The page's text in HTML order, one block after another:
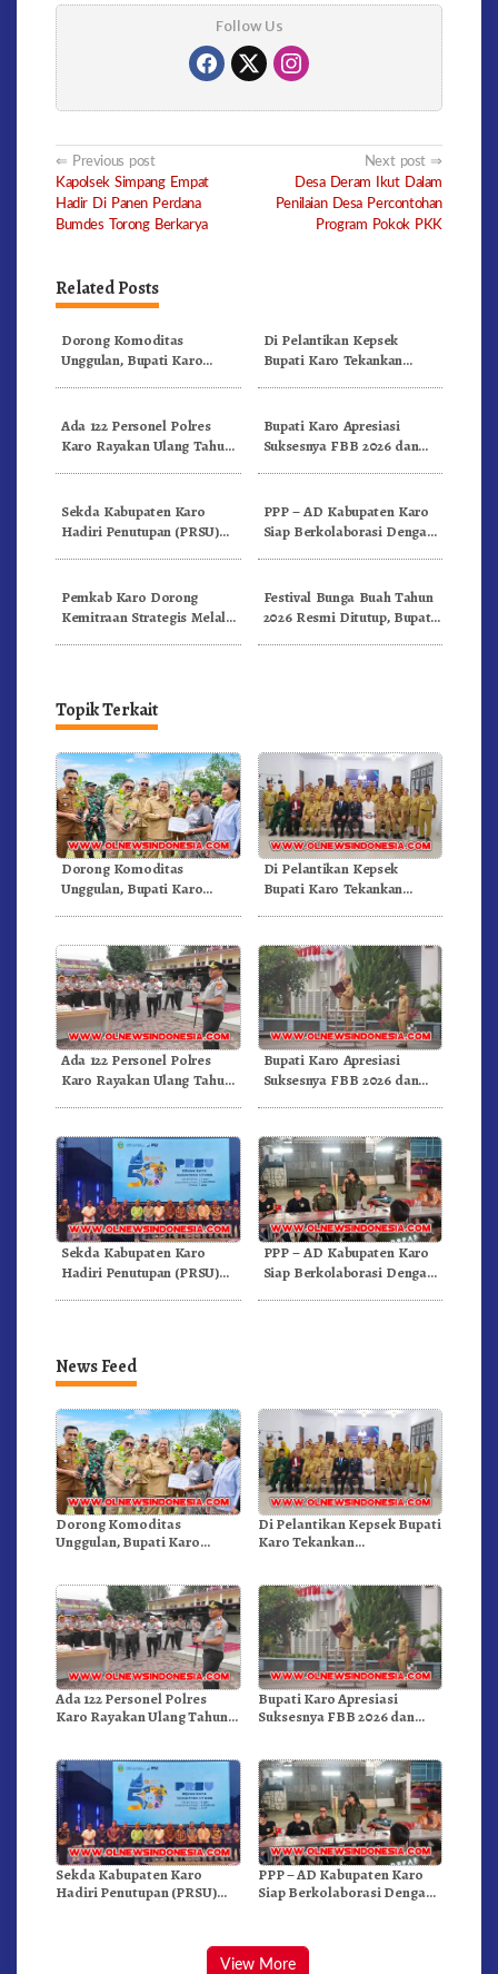
Follow Us
Post
navigation
Previous post
Kapolsek Simpang Empat
Hadir Di Panen Perdana
Bumdes Torong Berkarya
Next post
Desa Deram Ikut Dalam
Penilaian Desa Percontohan
Program Pokok PKK
Related Posts
Dorong Komoditas
Unggulan, Bupati Karo
Di Pelantikan Kepsek
Bupati Karo Tekankan
Ada 122 Personel Polres
Karo Rayakan Ulang Tahun
Bupati Karo Apresiasi
Suksesnya FBB 2026 dan
Sekda Kabupaten Karo
Hadiri Penutupan (PRSU)
PPP – AD Kabupaten Karo
Siap Berkolaborasi Dengan
Pemkab Karo Dorong
Kemitraan Strategis Melalui
Festival Bunga Buah Tahun
2026 Resmi Ditutup, Bupati
Topik Terkait
Dorong Komoditas
Unggulan, Bupati Karo
Di Pelantikan Kepsek
Bupati Karo Tekankan
Ada 122 Personel Polres
Karo Rayakan Ulang Tahun
Bupati Karo Apresiasi
Suksesnya FBB 2026 dan
Sekda Kabupaten Karo
Hadiri Penutupan (PRSU)
PPP – AD Kabupaten Karo
Siap Berkolaborasi Dengan
News Feed
Dorong Komoditas
Unggulan, Bupati Karo
Di Pelantikan Kepsek Bupati
Karo Tekankan
Ada 122 Personel Polres
Karo Rayakan Ulang Tahun
Bupati Karo Apresiasi
Suksesnya FBB 2026 dan
Sekda Kabupaten Karo
Hadiri Penutupan (PRSU)
PPP – AD Kabupaten Karo
Siap Berkolaborasi Dengan
View More